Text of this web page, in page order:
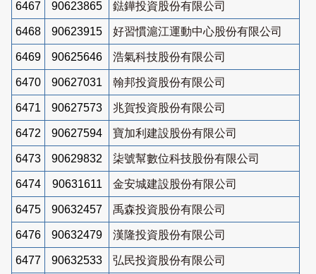
6467 90623865 鍅鏵投資股份有限公司
6468 90623915 好習慣滬江運動中心股份有限公司
6469 90625646 浩氣科技股份有限公司
6470 90627031 翰邦投資股份有限公司
6471 90627573 兆賀投資股份有限公司
6472 90627594 寶加利建設股份有限公司
6473 90629832 柒號幫數位科技股份有限公司
6474 90631611 金安城建設股份有限公司
6475 90632457 禹森投資股份有限公司
6476 90632479 漢隆投資股份有限公司
6477 90632533 弘民投資股份有限公司